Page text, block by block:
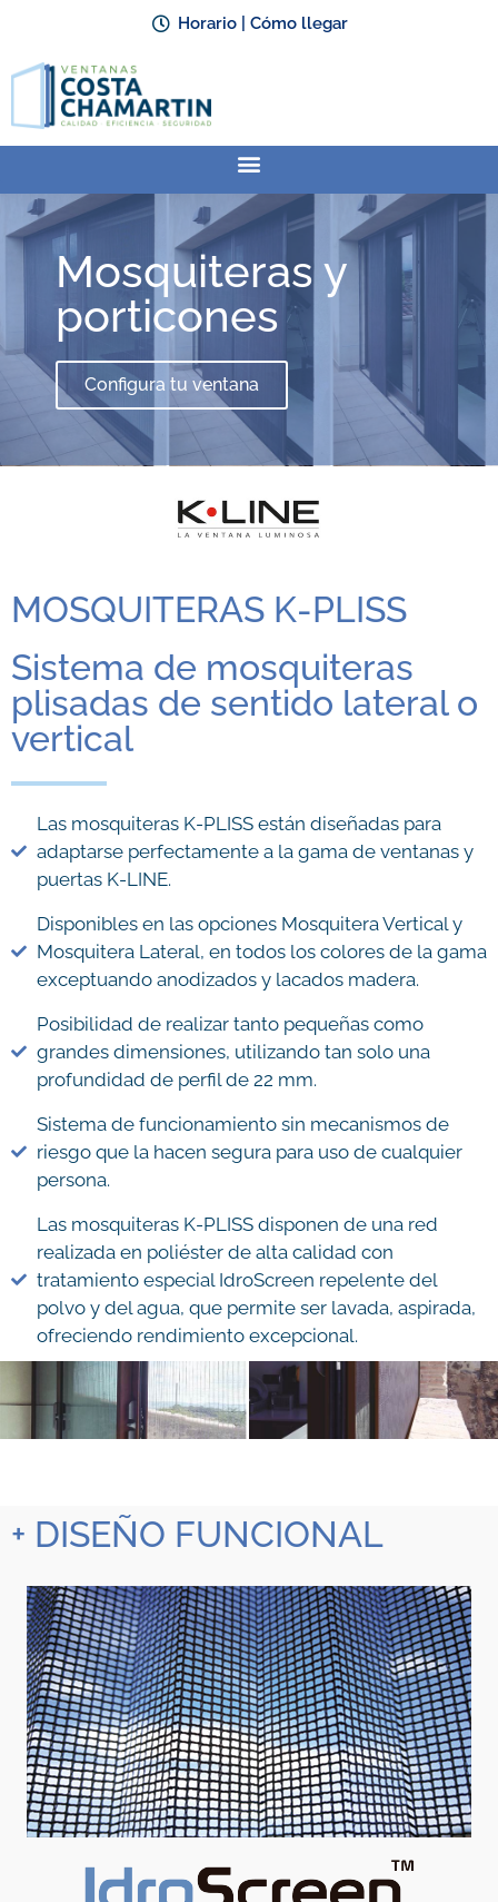
Horario | Cómo llegar
Mosquiteras y
porticones
Configura tu ventana
MOSQUITERAS K-PLISS
Sistema de mosquiteras
plisadas de sentido lateral o
vertical
Las mosquiteras K-PLISS están diseñadas para
adaptarse perfectamente a la gama de ventanas y
puertas K-LINE.
Disponibles en las opciones Mosquitera Vertical y
Mosquitera Lateral, en todos los colores de la gama
exceptuando anodizados y lacados madera.
Posibilidad de realizar tanto pequeñas como
grandes dimensiones, utilizando tan solo una
profundidad de perfil de 22 mm.
Sistema de funcionamiento sin mecanismos de
riesgo que la hacen segura para uso de cualquier
persona.
Las mosquiteras K-PLISS disponen de una red
realizada en poliéster de alta calidad con
tratamiento especial IdroScreen repelente del
polvo y del agua, que permite ser lavada, aspirada,
ofreciendo rendimiento excepcional.
+ DISEÑO FUNCIONAL